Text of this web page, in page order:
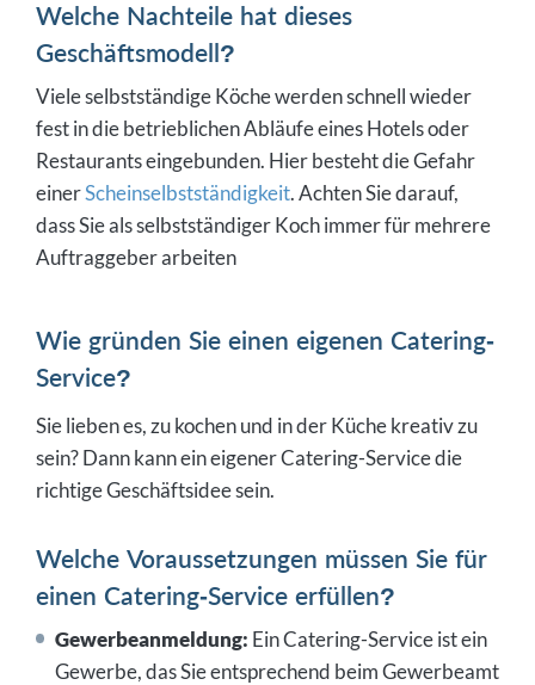
Welche Nachteile hat dieses
Geschäftsmodell?
Viele selbstständige Köche werden schnell wieder
fest in die betrieblichen Abläufe eines Hotels oder
Restaurants eingebunden. Hier besteht die Gefahr
einerScheinselbstständigkeit. Achten Sie darauf,
dass Sie als selbstständiger Koch immer für mehrere
Auftraggeber arbeiten
Wie gründen Sie einen eigenen Catering-
Service?
Sie lieben es, zu kochen und in der Küche kreativ zu
sein? Dann kann ein eigener Catering-Service die
richtige Geschäftsidee sein.
Welche Voraussetzungen müssen Sie für
einen Catering-Service erfüllen?
Gewerbeanmeldung: Ein Catering-Service ist ein
Gewerbe, das Sie entsprechend beim Gewerbeamt